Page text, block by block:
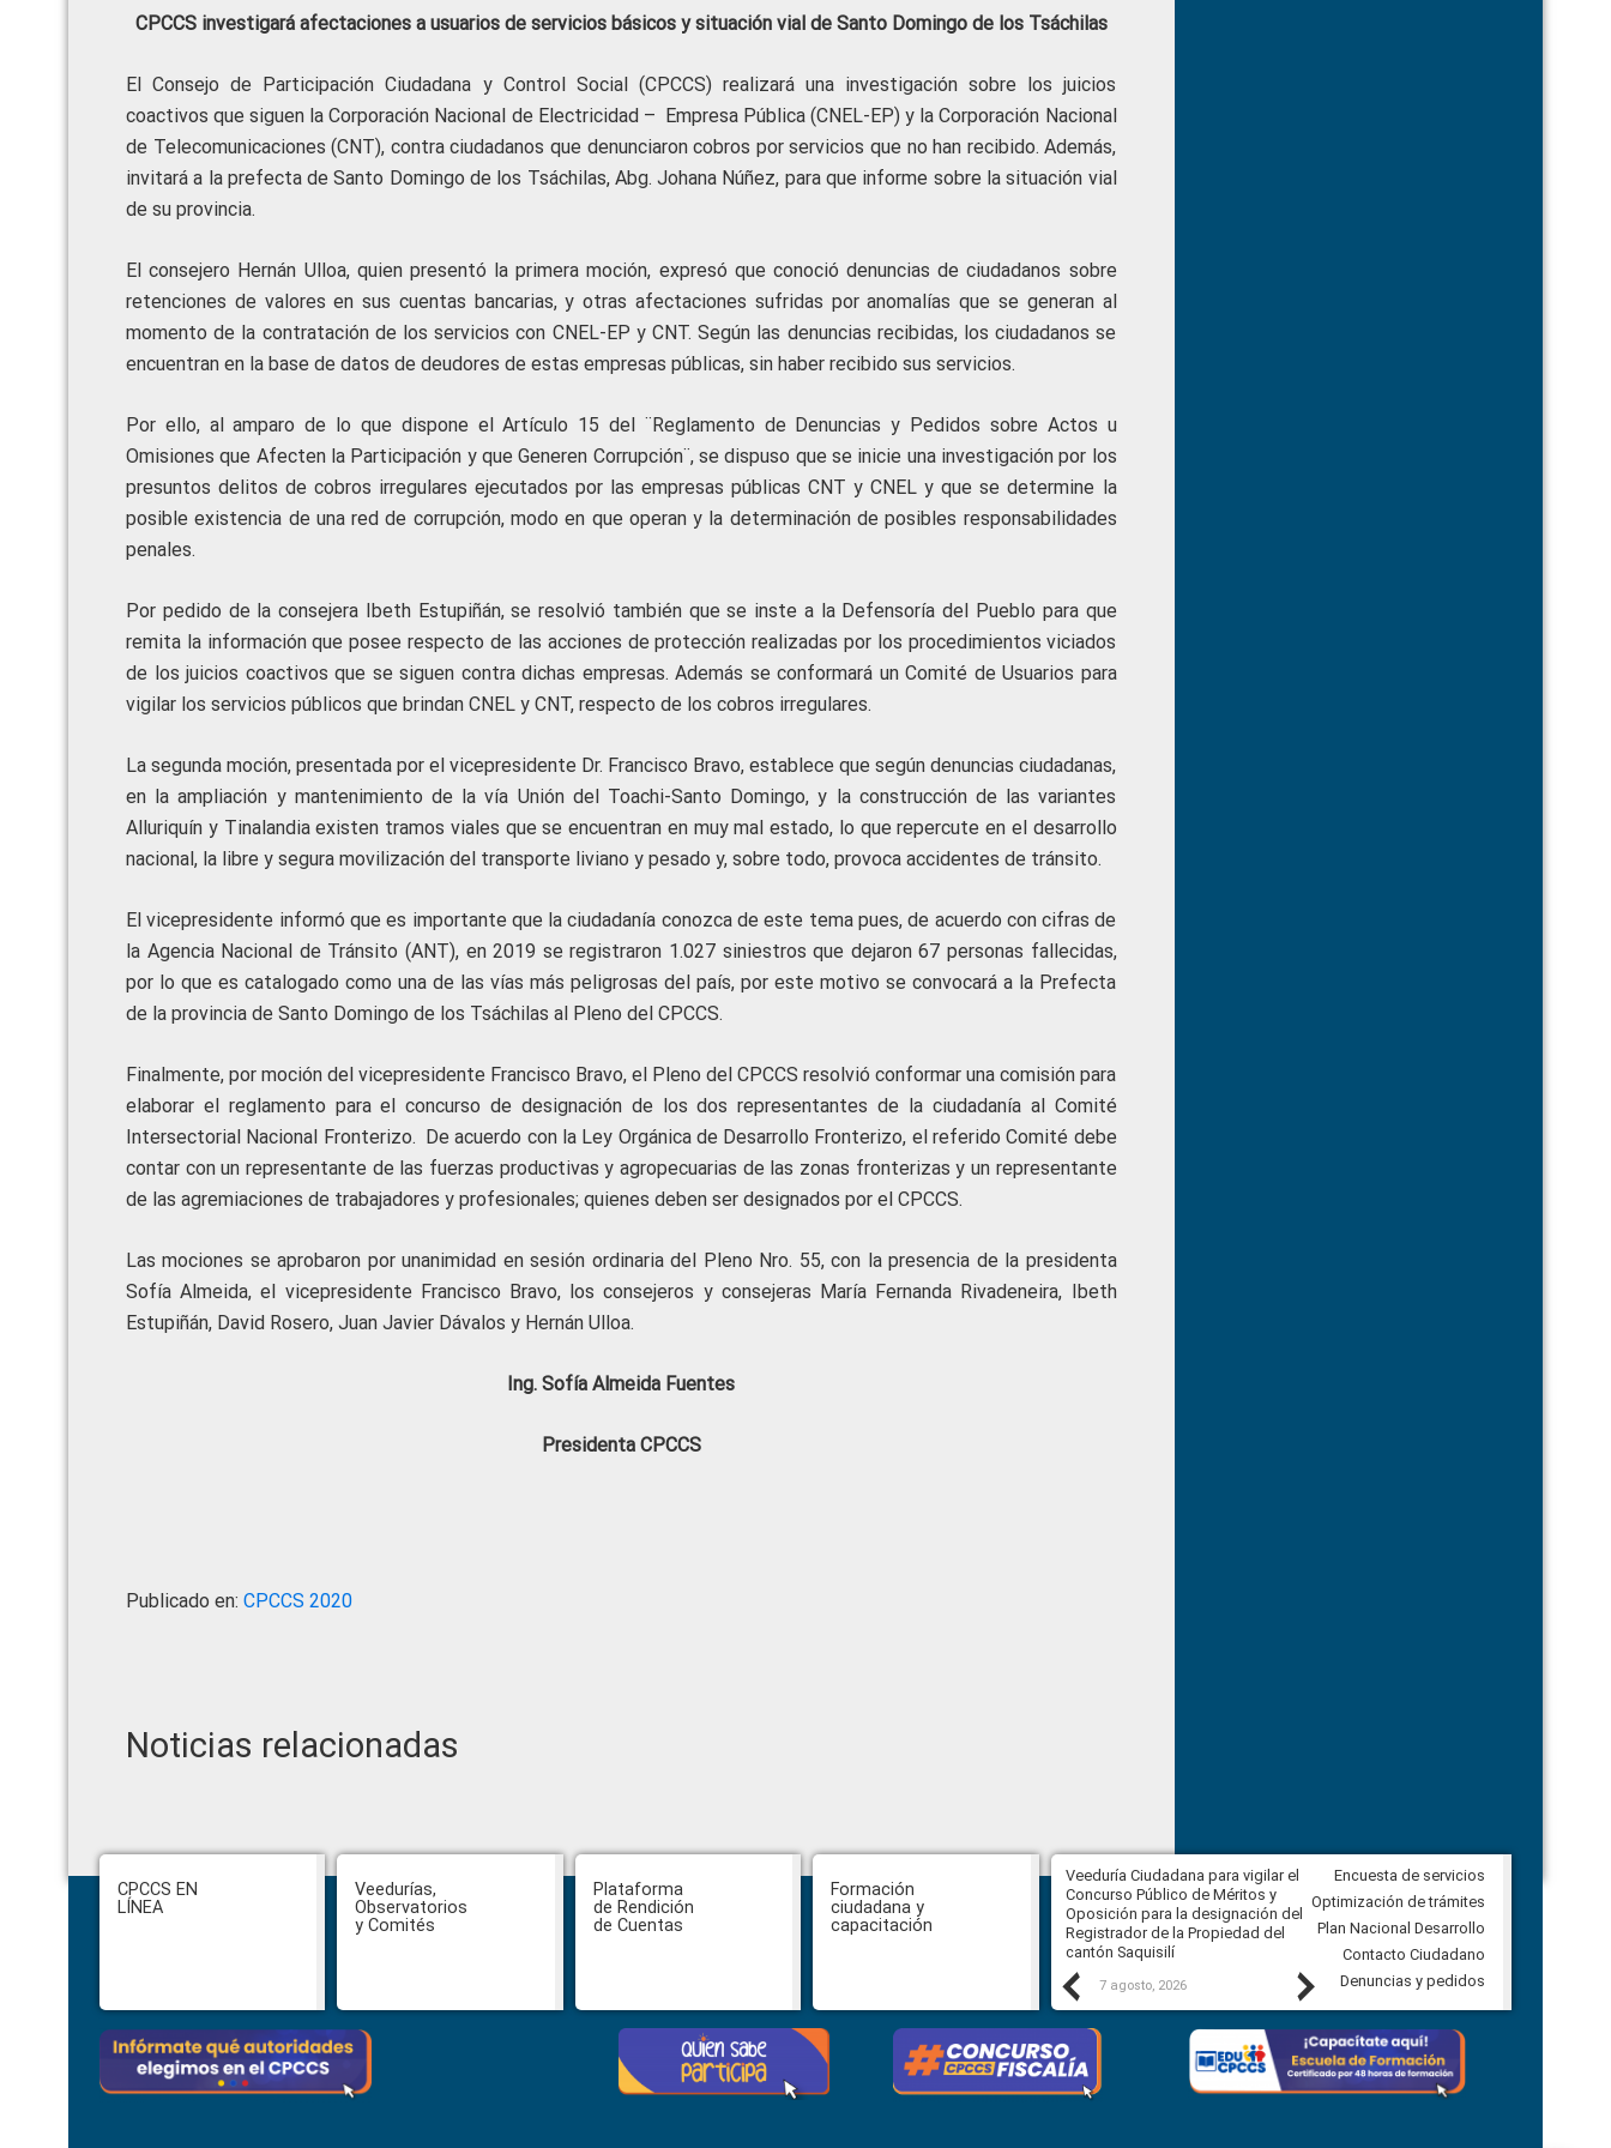
CPCCS investigará afectaciones a usuarios de servicios básicos y situación vial de Santo Domingo de los Tsáchilas
El Consejo de Participación Ciudadana y Control Social (CPCCS) realizará una investigación sobre los juicios
coactivos que siguen la Corporación Nacional de Electricidad – Empresa Pública (CNEL-EP) y la Corporación Nacional
de Telecomunicaciones (CNT), contra ciudadanos que denunciaron cobros por servicios que no han recibido. Además,
invitará a la prefecta de Santo Domingo de los Tsáchilas, Abg. Johana Núñez, para que informe sobre la situación vial
de su provincia.
El consejero Hernán Ulloa, quien presentó la primera moción, expresó que conoció denuncias de ciudadanos sobre
retenciones de valores en sus cuentas bancarias, y otras afectaciones sufridas por anomalías que se generan al
momento de la contratación de los servicios con CNEL-EP y CNT. Según las denuncias recibidas, los ciudadanos se
encuentran en la base de datos de deudores de estas empresas públicas, sin haber recibido sus servicios.
Por ello, al amparo de lo que dispone el Artículo 15 del ¨Reglamento de Denuncias y Pedidos sobre Actos u
Omisiones que Afecten la Participación y que Generen Corrupción¨, se dispuso que se inicie una investigación por los
presuntos delitos de cobros irregulares ejecutados por las empresas públicas CNT y CNEL y que se determine la
posible existencia de una red de corrupción, modo en que operan y la determinación de posibles responsabilidades
penales.
Por pedido de la consejera Ibeth Estupiñán, se resolvió también que se inste a la Defensoría del Pueblo para que
remita la información que posee respecto de las acciones de protección realizadas por los procedimientos viciados
de los juicios coactivos que se siguen contra dichas empresas. Además se conformará un Comité de Usuarios para
vigilar los servicios públicos que brindan CNEL y CNT, respecto de los cobros irregulares.
La segunda moción, presentada por el vicepresidente Dr. Francisco Bravo, establece que según denuncias ciudadanas,
en la ampliación y mantenimiento de la vía Unión del Toachi-Santo Domingo, y la construcción de las variantes
Alluriquín y Tinalandia existen tramos viales que se encuentran en muy mal estado, lo que repercute en el desarrollo
nacional, la libre y segura movilización del transporte liviano y pesado y, sobre todo, provoca accidentes de tránsito.
El vicepresidente informó que es importante que la ciudadanía conozca de este tema pues, de acuerdo con cifras de
la Agencia Nacional de Tránsito (ANT), en 2019 se registraron 1.027 siniestros que dejaron 67 personas fallecidas,
por lo que es catalogado como una de las vías más peligrosas del país, por este motivo se convocará a la Prefecta
de la provincia de Santo Domingo de los Tsáchilas al Pleno del CPCCS.
Finalmente, por moción del vicepresidente Francisco Bravo, el Pleno del CPCCS resolvió conformar una comisión para
elaborar el reglamento para el concurso de designación de los dos representantes de la ciudadanía al Comité
Intersectorial Nacional Fronterizo. De acuerdo con la Ley Orgánica de Desarrollo Fronterizo, el referido Comité debe
contar con un representante de las fuerzas productivas y agropecuarias de las zonas fronterizas y un representante
de las agremiaciones de trabajadores y profesionales; quienes deben ser designados por el CPCCS.
Las mociones se aprobaron por unanimidad en sesión ordinaria del Pleno Nro. 55, con la presencia de la presidenta
Sofía Almeida, el vicepresidente Francisco Bravo, los consejeros y consejeras María Fernanda Rivadeneira, Ibeth
Estupiñán, David Rosero, Juan Javier Dávalos y Hernán Ulloa.
Ing. Sofía Almeida Fuentes
Presidenta CPCCS
Publicado en: CPCCS 2020
Noticias relacionadas
Footer
CPCCS EN
LÍNEA
Veedurías,
Observatorios
y Comités
Plataforma
de Rendición
de Cuentas
Formación
ciudadana y
capacitación
Previous
CPCCS aprueba convocatoria a
Veeduría para designación de la
autoridad de la SOT
Veeduría Ciudadana para vigilar el
Concurso Público de Méritos y
Oposición para la designación del
Registrador de la Propiedad del
cantón Saquisilí
7 agosto, 2026
Veeduría Ciudadana para vigilar la
construcción del asfaltado de
diferentes barrios del sector de
Ballenita del cantón Santa Elena
7 agosto, 2026
Next
Encuesta de servicios
Optimización de trámites
Plan Nacional Desarrollo
Contacto Ciudadano
Denuncias y pedidos